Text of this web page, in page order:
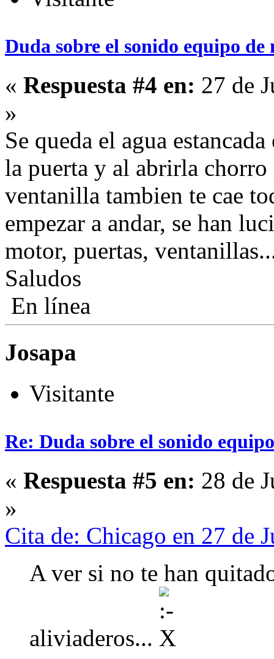
Duda sobre el sonido equipo
« Respuesta #4 en: 27 de
»
Se queda el agua
la puerta y al abrirla chorro
ventanilla tambien te cae
empezar a andar, se han
motor, puertas,
Saludos
En línea
Josapa
Visitante
Re: Duda sobre el sonido
« Respuesta #5 en: 28 de
»
Cita de: Chicago en 27 de
A ver si no te han
aliviaderos...